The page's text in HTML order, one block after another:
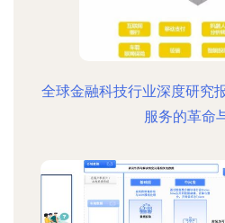
全球金融科技行业深度研究
服务的革命